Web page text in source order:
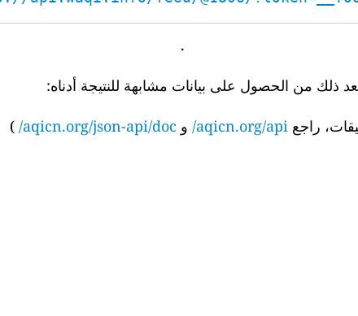
.
من الحصول على بيانات مشابهة للنتيجة أدناه:
راجع aqicn.org/api/ و aqicn.org/json-api/doc/
)